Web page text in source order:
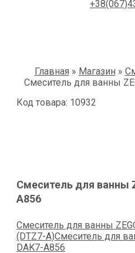
Главная » Магазин »
Смеситель для ванны
Код товара: 10932
Смеситель для ванны
А856
Смеситель для ванны
(DTZ7-A)Смеситель для
DAK7-А856